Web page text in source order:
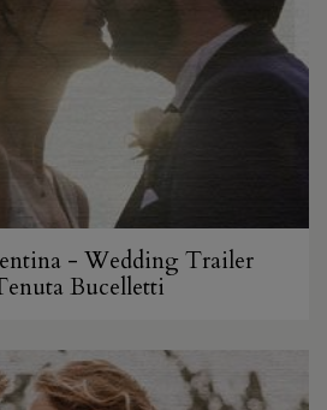
- Wedding Trailer
Bucelletti